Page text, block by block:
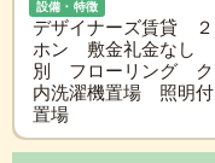
設備・特徴
デザイナーズ賃貸
ホン 敷金礼金なし
別 フローリング
内洗濯機置場 照明
置場